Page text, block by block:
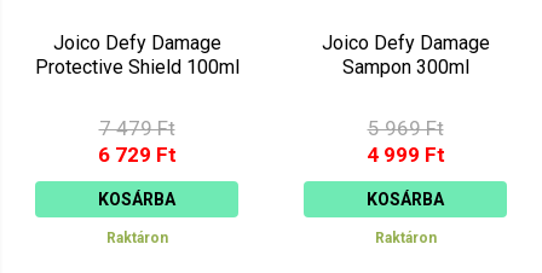
Joico Defy Damage
Protective Shield 100ml
7 479 Ft
6 729 Ft
KOSÁRBA
Raktáron
Joico Defy Damage
Sampon 300ml
5 969 Ft
4 999 Ft
KOSÁRBA
Raktáron